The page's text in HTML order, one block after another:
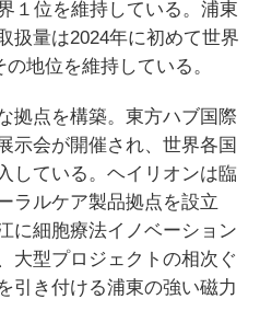
１位を維持している。浦東
扱量は2024年に初めて世界
地位を維持している。
拠点を構築。東方ハブ国際
示会が開催され、世界各国
している。ヘイリオンは臨
ラルケア製品拠点を設立
に細胞療法イノベーション
大型プロジェクトの相次ぐ
引き付ける浦東の強い磁力